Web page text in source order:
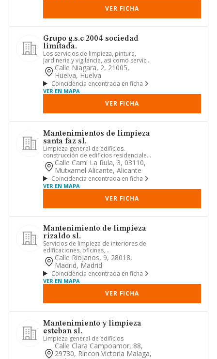
VER FICHA
Grupo g.s.c 2004 sociedad
limitada.
Los servicios de limpieza, pintura,
jardineria y vigilancia, asi como servicio
domestico, el cuidad...
Calle Niagara, 2, 21005,
Huelva, Huelva
Coincidencia encontrada en ficha
VER EN MAPA
VER FICHA
Mantenimientos de limpieza
santa faz sl.
Limpieza general de edificios.
construcción de edificios residenciales.
instalaciones eléctricas, d...
Calle Cami La Rula, 3, 03110,
Mutxamel Alicante, Alicante
Coincidencia encontrada en ficha
VER EN MAPA
VER FICHA
Mantenimiento de limpieza
rizaldo sl.
Servicios de limpieza de interiores de
edificaciones, oficinas,
establecimientos comerciales, resid...
Calle Riojanos, 9, 28018,
Madrid, Madrid
Coincidencia encontrada en ficha
VER EN MAPA
VER FICHA
Mantenimiento y limpieza
esteban sl.
Limpieza general de edificios
Calle Clara Campoamor, 88,
29730, Rincon Victoria Malaga,